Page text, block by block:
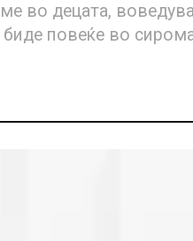
децата,
биде повеќе во